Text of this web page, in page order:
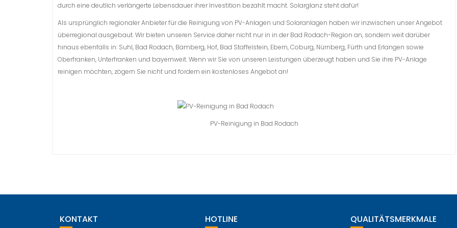
durch eine deutlich verlängerte Lebensdauer ihrer Investition bezahlt macht. Solarglanz steht dafür!
Als ursprünglich regionaler Anbieter für die Reinigung von PV-Anlagen und Solaranlagen haben wir inzwischen unser Angebot
überregional ausgebaut. Wir bieten unseren Service daher nicht nur in in der Bad Rodach-Region an, sondern weit darüber
hinaus ebenfalls in: Suhl, Bad Rodach, Bamberg, Hof, Bad Staffelstein, Ebern, Coburg, Nürnberg, Fürth und Erlangen sowie
Oberfranken, Unterfranken und bayernweit. Wenn wir Sie von unseren Leistungen überzeugt haben und Sie ihre PV-Anlage
reinigen möchten, zögern Sie nicht und fordern ein kostenloses Angebot an!
PV-Reinigung in Bad Rodach
KONTAKT HOTLINE QUALITÄTSMERKMALE